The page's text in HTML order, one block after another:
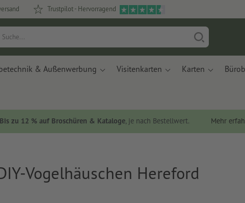
Trustpilot - Hervorragend
& Außenwerbung Visitenkarten Karten
Bis zu 12 % auf Broschüren & Kataloge, je nach Bestellwert. Mehr
Vogelhäuschen Hereford